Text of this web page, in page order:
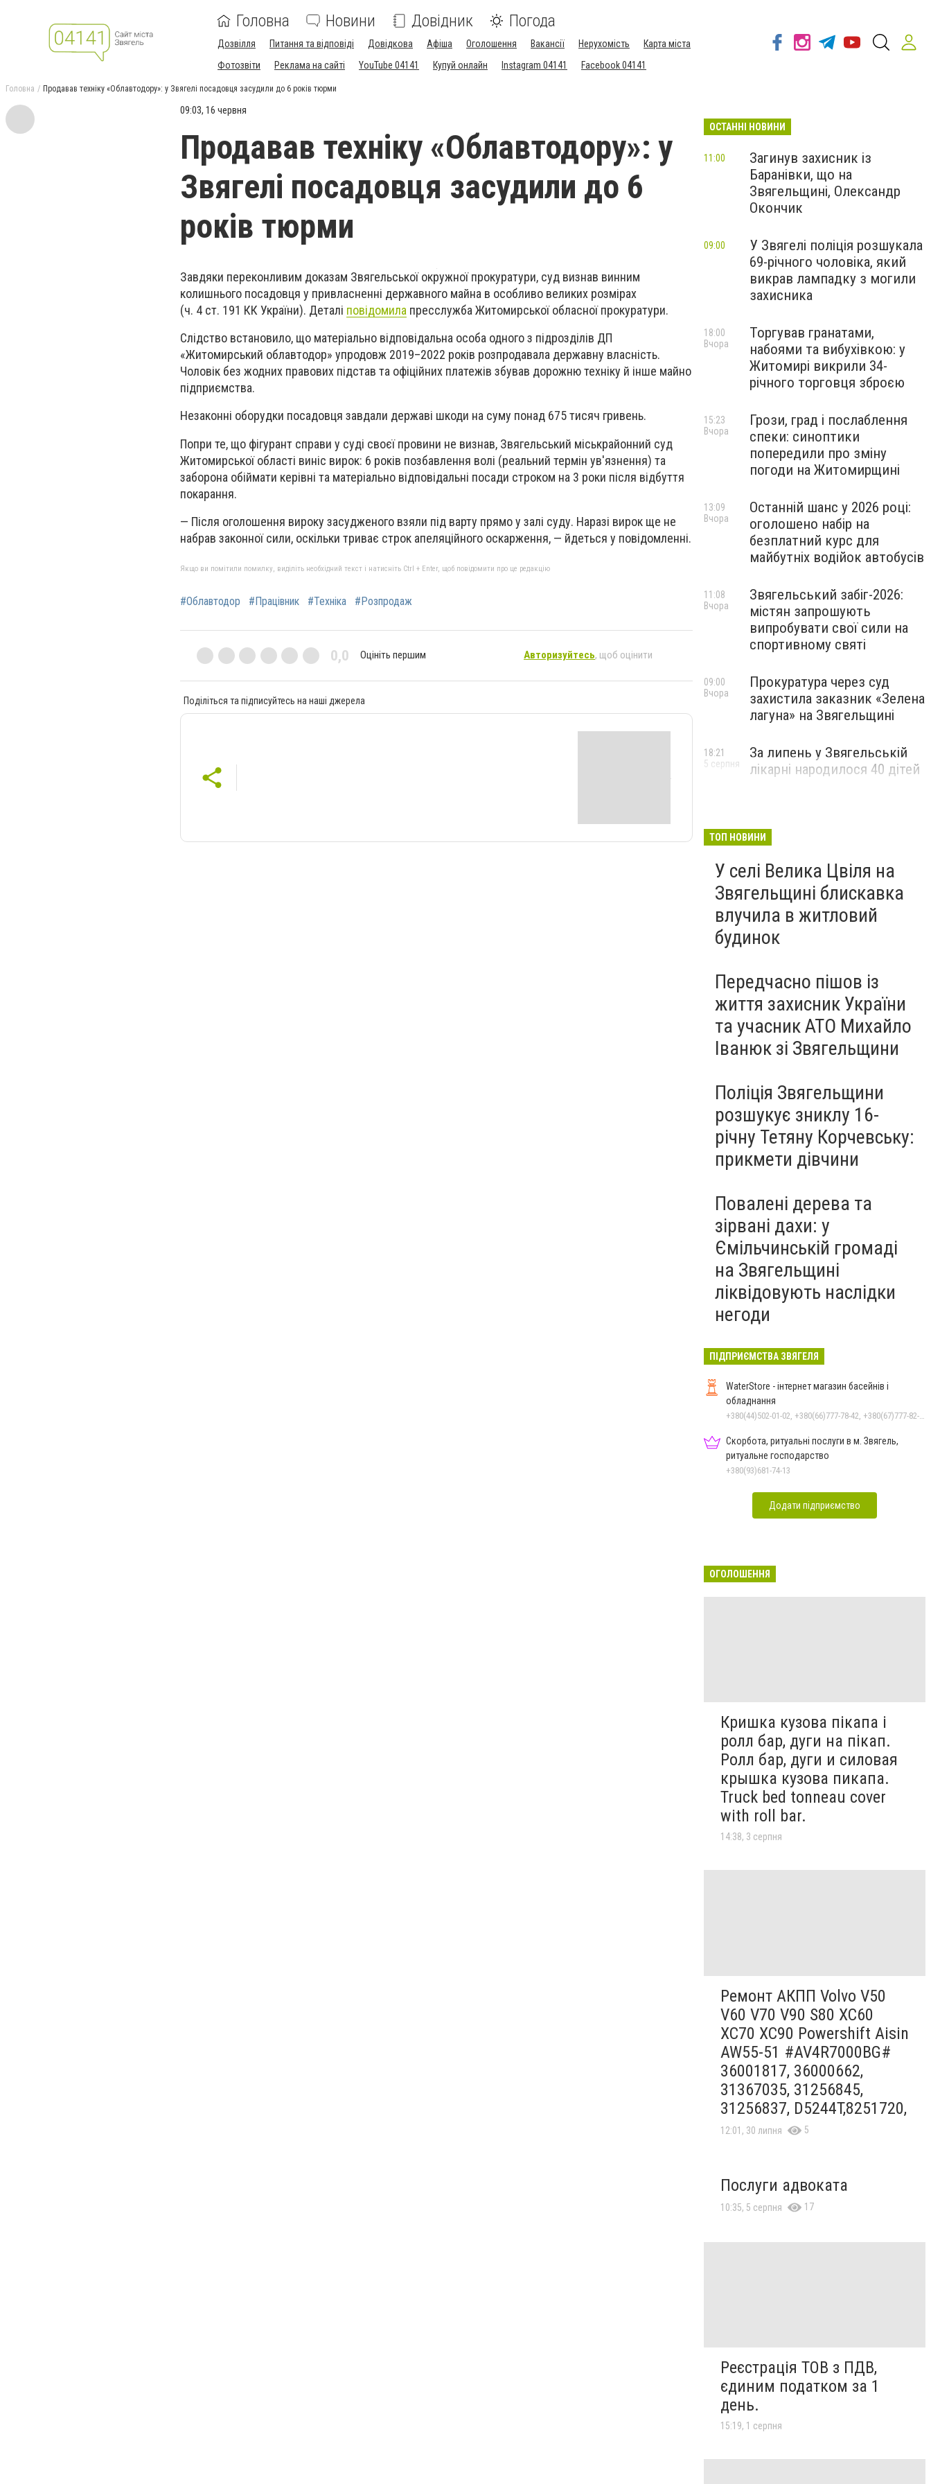
Головна Новини Довідник Погода
Дозвілля Питання та відповіді Довідкова Афіша Оголошення Вакансії Нерухомість
Карта міста
Фотозвіти
Реклама на сайті YouTube 04141 Купуй онлайн Instagram 04141 Facebook 04141
Головна Продавав техніку «Облавтодору»: у Звягелі посадовця засудили до 6 років тюрми
09:03, 16 червня
Продавав техніку «Облавтодору»: у
Звягелі посадовця засудили до 6
років тюрми
Завдяки переконливим доказам Звягельської окружної прокуратури, суд визнав винним
колишнього посадовця у привласненні державного майна в особливо великих розмірах
(ч. 4 ст. 191 КК України). Деталі повідомила пресслужба Житомирської обласної прокуратури.
Слідство встановило, що матеріально відповідальна особа одного з підрозділів ДП
«Житомирський облавтодор» упродовж 2019–2022 років розпродавала державну власність.
Чоловік без жодних правових підстав та офіційних платежів збував дорожню техніку й інше майно
підприємства.
Незаконні оборудки посадовця завдали державі шкоди на суму понад 675 тисяч гривень.
Попри те, що фігурант справи у суді своєї провини не визнав, Звягельський міськрайонний суд
Житомирської області виніс вирок: 6 років позбавлення волі (реальний термін ув'язнення) та
заборона обіймати керівні та матеріально відповідальні посади строком на 3 роки після відбуття
покарання.
— Після оголошення вироку засудженого взяли під варту прямо у залі суду. Наразі вирок ще не
набрав законної сили, оскільки триває строк апеляційного оскарження, — йдеться у повідомленні.
Якщо ви помітили помилку, виділіть необхідний текст і натисніть Ctrl + Enter, щоб повідомити про це редакцію
#Облавтодор #Працівник #Техніка #Розпродаж
0,0 Оцініть першим Авторизуйтесь, щоб оцінити
Поділіться та підписуйтесь на наші джерела
ОСТАННІ НОВИНИ
Загинув захисник із
Баранівки, що на
Звягельщині, Олександр
Окончик
11:00
У Звягелі поліція розшукала
69-річного чоловіка, який
викрав лампадку з могили
захисника
09:00
Торгував гранатами,
набоями та вибухівкою: у
Житомирі викрили 34-
річного торговця зброєю
18:00
Вчора
Грози, град і послаблення
спеки: синоптики
попередили про зміну
погоди на Житомирщині
15:23
Вчора
Останній шанс у 2026 році:
оголошено набір на
безплатний курс для
майбутніх водійок автобусів
13:09
Вчора
Звягельський забіг-2026:
містян запрошують
випробувати свої сили на
спортивному святі
11:08
Вчора
Прокуратура через суд
захистила заказник «Зелена
лагуна» на Звягельщині
09:00
Вчора
За липень у Звягельській
лікарні народилося 40 дітей
18:21
5 серпня
ТОП НОВИНИ
У селі Велика Цвіля на
Звягельщині блискавка
влучила в житловий
будинок
Передчасно пішов із
життя захисник України
та учасник АТО Михайло
Іванюк зі Звягельщини
Поліція Звягельщини
розшукує зниклу 16-
річну Тетяну Корчевську:
прикмети дівчини
Повалені дерева та
зірвані дахи: у
Ємільчинській громаді
на Звягельщині
ліквідовують наслідки
негоди
ПІДПРИЄМСТВА ЗВЯГЕЛЯ
WaterStore - інтернет магазин басейнів і
обладнання
+380(44)502-01-02, +380(66)777-78-42, +380(67)777-82-19, +380(67)890-80-80, +380(73)890-80-80, +380(44)502-01-03
Скорбота, ритуальні послуги в м. Звягель,
ритуальне господарство
+380(93)681-74-13
Додати підприємство
ОГОЛОШЕННЯ
Кришка кузова пікапа і
ролл бар, дуги на пікап.
Ролл бар, дуги и силовая
крышка кузова пикапа.
Truck bed tonneau cover
with roll bar.
14:38, 3 серпня
Ремонт АКПП Volvo V50
V60 V70 V90 S80 XC60
XC70 XC90 Powershift Aisin
AW55-51 #AV4R7000BG#
36001817, 36000662,
31367035, 31256845,
31256837, D5244T,8251720,
12:01, 30 липня 5
Послуги адвоката
10:35, 5 серпня 17
Реєстрація ТОВ з ПДВ,
єдиним податком за 1
день.
15:19, 1 серпня